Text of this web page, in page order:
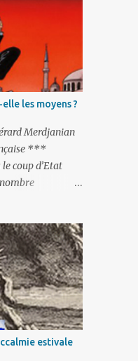
les moyens ?
Merdjanian
***
coup d’Etat
mené par
normal que
Mais là où le bât
menées par le
sur la
estivale